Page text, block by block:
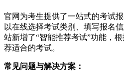
官网为考生提供了一站式的考试
以在线选择考试类别、填写报名
站新增了“智能推荐考试”功能，
荐适合的考试。
常见问题与解决方案：